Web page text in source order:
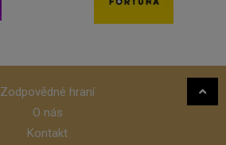
Zodpovědné hraní
O nás
Kontakt